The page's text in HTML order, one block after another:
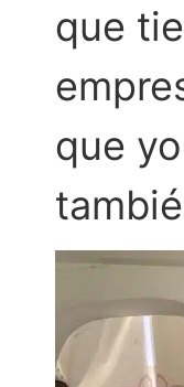
que
que